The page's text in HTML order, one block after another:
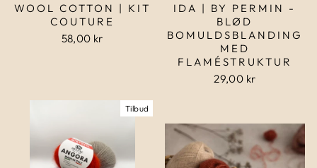
WOOL COTTON | KIT
COUTURE
58,00 kr
IDA | BY PERMIN -
BLØD
BOMULDSBLANDING
MED
FLAMÉSTRUKTUR
29,00 kr
Tilbud